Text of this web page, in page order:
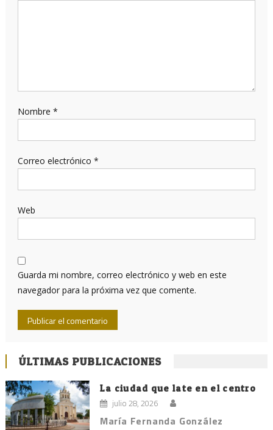
Nombre *
Correo electrónico *
Web
Guarda mi nombre, correo electrónico y web en este
navegador para la próxima vez que comente.
ÚLTIMAS PUBLICACIONES
La ciudad que late en el centro
julio 28, 2026
María Fernanda González